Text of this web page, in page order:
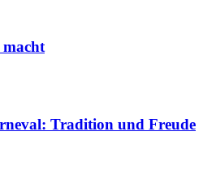
Tradition und Freude